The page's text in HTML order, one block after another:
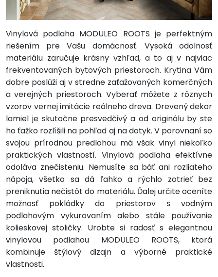
Vinylová podlaha MODULEO ROOTS je perfektným
riešením pre Vašu domácnosť. Vysoká odolnosť
materiálu zaručuje krásny vzhľad, a to aj v najviac
frekventovaných bytových priestoroch. Krytina Vám
dobre poslúži aj v stredne zaťažovaných komerčných
a verejných priestoroch. Vyberať môžete z rôznych
vzorov vernej imitácie reálneho dreva. Drevený dekor
lamiel je skutočne presvedčivý a od originálu by ste
ho ťažko rozlíšili na pohľad aj na dotyk. V porovnaní so
svojou prírodnou predlohou má však vinyl niekoľko
praktických vlastností. Vinylová podlaha efektívne
odoláva znečisteniu. Nemusíte sa báť ani rozliateho
nápoja, všetko sa dá ľahko a rýchlo zotrieť bez
preniknutia nečistôt do materiálu. Ďalej určite oceníte
možnosť pokládky do priestorov s vodným
podlahovým vykurovaním alebo stále používanie
kolieskovej stoličky. Urobte si radosť s elegantnou
vinylovou podlahou MODULEO ROOTS, ktorá
kombinuje štýlový dizajn a výborné praktické
vlastnosti.